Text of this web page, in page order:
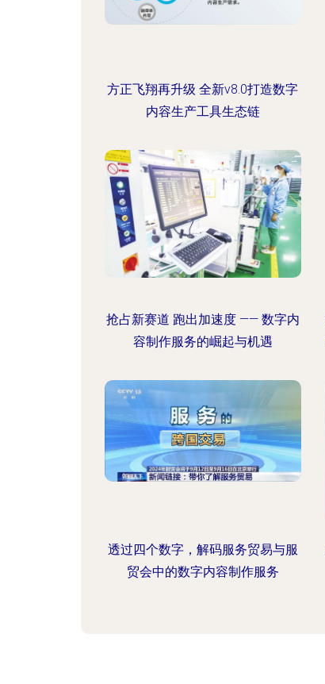
方正飞翔再升级 全新v8.0打造数字
内容生产工具生态链
抢占新赛道 跑出加速度 —— 数字内
容制作服务的崛起与机遇
透过四个数字，解码服务贸易与服
贸会中的数字内容制作服务